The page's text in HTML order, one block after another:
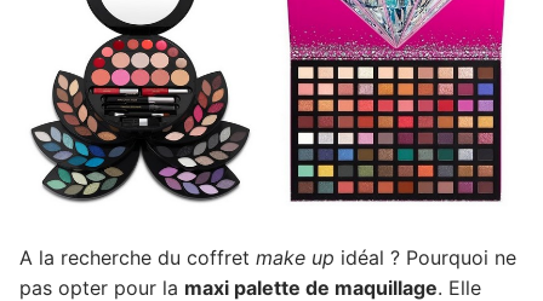
A la recherche du coffret make up idéal ? Pourquoi ne
pas opter pour la maxi palette de maquillage. Elle